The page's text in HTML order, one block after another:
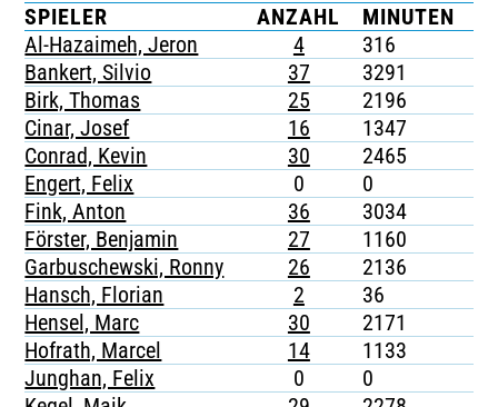
TICKETING
SPIELER
ANZAHL MINUTEN
Al-Hazaimeh, Jeron
4 316
Bankert, Silvio
37 3291
Birk, Thomas
25 2196
Cinar, Josef
16 1347
Conrad, Kevin
30 2465
Engert, Felix
0 0
Fink, Anton
36 3034
Förster, Benjamin
27 1160
Garbuschewski, Ronny
26 2136
Hansch, Florian
2 36
Hensel, Marc
30 2171
Hofrath, Marcel
14 1133
Junghan, Felix
0 0